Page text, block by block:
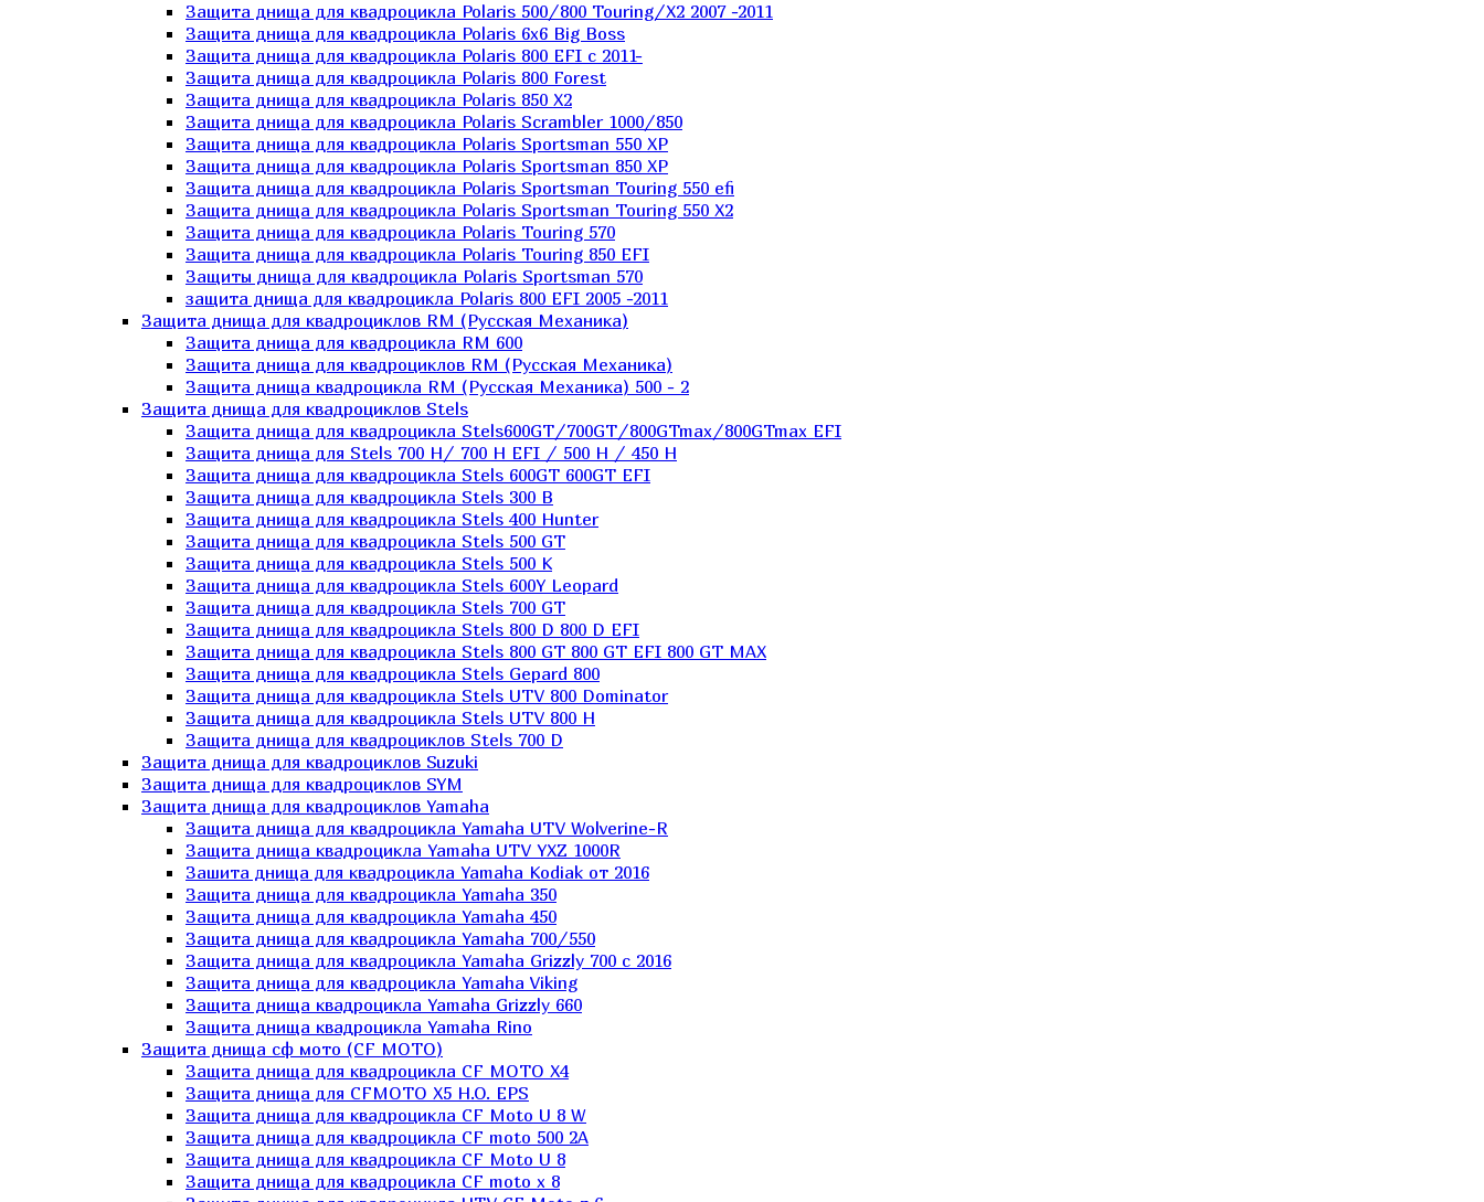
Защита днища для квадроцикла Polaris 500/800 Touring/X2 2007 -2011
Защита днища для квадроцикла Polaris 6х6 Big Boss
Защита днища для квадроцикла Polaris 800 EFI с 2011-
Защита днища для квадроцикла Polaris 800 Forest
Защита днища для квадроцикла Polaris 850 X2
Защита днища для квадроцикла Polaris Scrambler 1000/850
Защита днища для квадроцикла Polaris Sportsman 550 XP
Защита днища для квадроцикла Polaris Sportsman 850 XP
Защита днища для квадроцикла Polaris Sportsman Touring 550 efi
Защита днища для квадроцикла Polaris Sportsman Touring 550 X2
Защита днища для квадроцикла Polaris Touring 570
Защита днища для квадроцикла Polaris Touring 850 EFI
Защиты днища для квадроцикла Polaris Sportsman 570
защита днища для квадроцикла Polaris 800 EFI 2005 -2011
Защита днища для квадроциклов RM (Русская Механика)
Защита днища для квадроцикла RM 600
Защита днища для квадроциклов RM (Русская Механика)
Защита днища квадроцикла RM (Русская Механика) 500 - 2
Защита днища для квадроциклов Stels
Защита днища для квадроцикла Stels600GT/700GT/800GTmax/800GTmax EFI
Защита днища для Stels 700 H/ 700 H EFI / 500 H / 450 H
Защита днища для квадроцикла Stels 600GT 600GT EFI
Защита днища для квадроцикла Stels 300 B
Защита днища для квадроцикла Stels 400 Hunter
Защита днища для квадроцикла Stels 500 GT
Защита днища для квадроцикла Stels 500 K
Защита днища для квадроцикла Stels 600Y Leopard
Защита днища для квадроцикла Stels 700 GT
Защита днища для квадроцикла Stels 800 D 800 D EFI
Защита днища для квадроцикла Stels 800 GT 800 GT EFI 800 GT MAX
Защита днища для квадроцикла Stels Gepard 800
Защита днища для квадроцикла Stels UTV 800 Dominator
Защита днища для квадроцикла Stels UTV 800 H
Защита днища для квадроциклов Stels 700 D
Защита днища для квадроциклов Suzuki
Защита днища для квадроциклов SYM
Защита днища для квадроциклов Yamaha
Защита днища для квадроцикла Yamaha UTV Wolverine-R
Защита днища квадроцикла Yamaha UTV YXZ 1000R
Зашита днища для квадроцикла Yamaha Kodiak от 2016
Защита днища для квадроцикла Yamaha 350
Защита днища для квадроцикла Yamaha 450
Защита днища для квадроцикла Yamaha 700/550
Защита днища для квадроцикла Yamaha Grizzly 700 с 2016
Защита днища для квадроцикла Yamaha Viking
Защита днища квадроцикла Yamaha Grizzly 660
Защита днища квадроцикла Yamaha Rino
Защита днища сф мото (CF MOTO)
Защита днища для квадроцикла CF MOTO X4
Защита днища для CFMOTO X5 H.O. EPS
Защита днища для квадроцикла CF Moto U 8 W
Защита днища для квадроцикла CF moto 500 2A
Защита днища для квадроцикла CF Moto U 8
Защита днища для квадроцикла CF moto x 8